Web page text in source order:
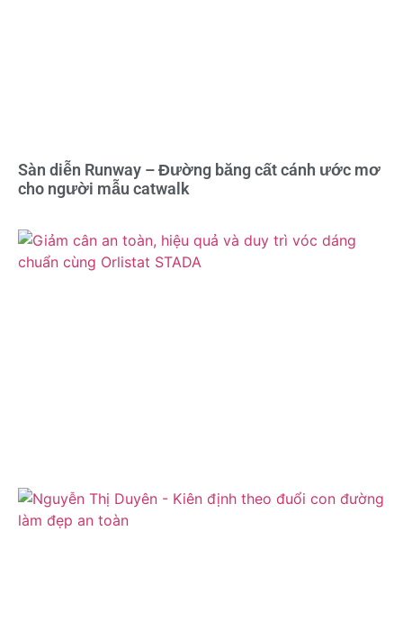
Sàn diễn Runway – Đường băng cất cánh ước mơ
cho người mẫu catwalk